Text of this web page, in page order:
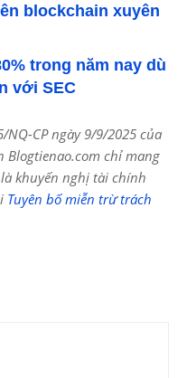
blockchain xuyên
trong năm nay dù
với SEC
CP ngày 9/9/2025 của
chỉ mang
khuyến nghị tài chính
Tuyên bố miễn trừ trách